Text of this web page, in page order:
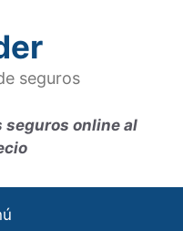
seguros
seguros online al